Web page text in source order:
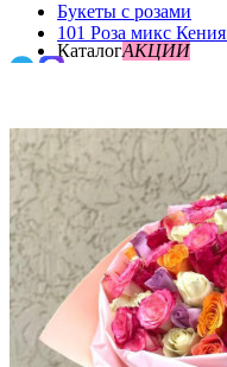
КаталогАКЦИИ
Акции
До 3000
Букеты с пионами
О нас
Доставка и оплата
Контакты
0
Букеты с розами
101 Роза микс